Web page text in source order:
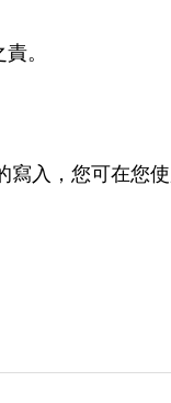
。
入，您可在您